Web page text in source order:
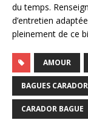
du temps.
d’entretien
pleinement de ce
AMOUR
BAGUES CARADOR
CARADOR BAGUE